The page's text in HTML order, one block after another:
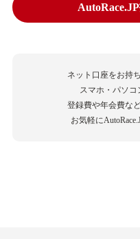
ネット口座をお持
スマホ・パソコ
登録費や年会費な
お気軽に